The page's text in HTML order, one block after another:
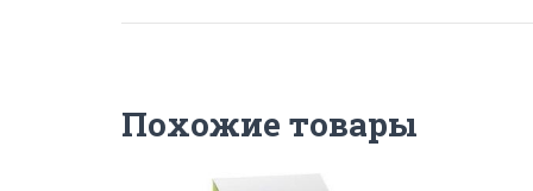
Похожие товары